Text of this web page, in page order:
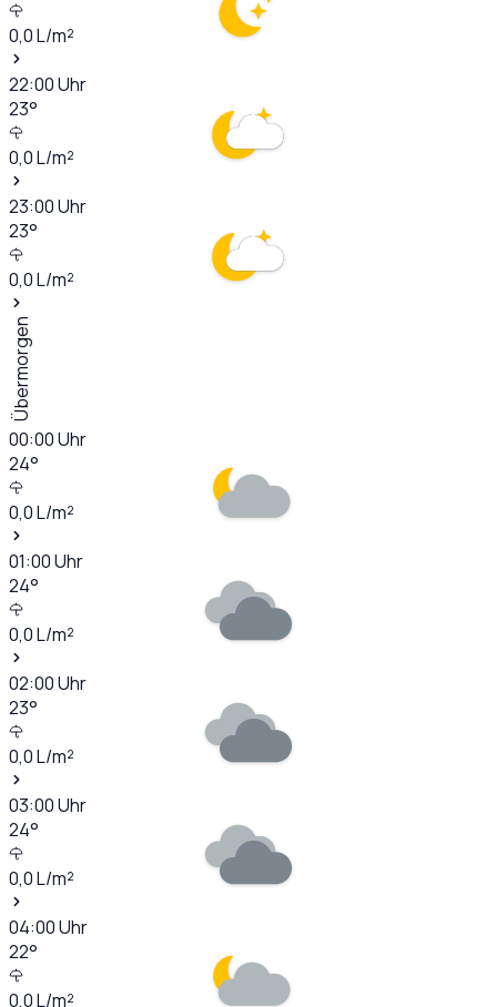
0,0L/m²
22:00Uhr
23°
0,0L/m²
23:00Uhr
23°
0,0L/m²
Übermorgen
00:00Uhr
24°
0,0L/m²
01:00Uhr
24°
0,0L/m²
02:00Uhr
23°
0,0L/m²
03:00Uhr
24°
0,0L/m²
04:00Uhr
22°
0,0L/m²